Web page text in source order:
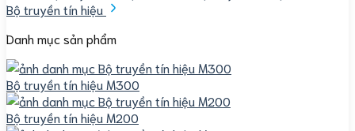
Bộ truyền tín hiệu
Danh mục sản phẩm
Bộ truyền tín hiệu M300
Bộ truyền tín hiệu M200